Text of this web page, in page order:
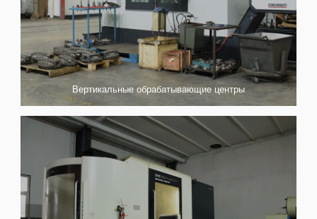
Вертикальные обрабатывающие центры